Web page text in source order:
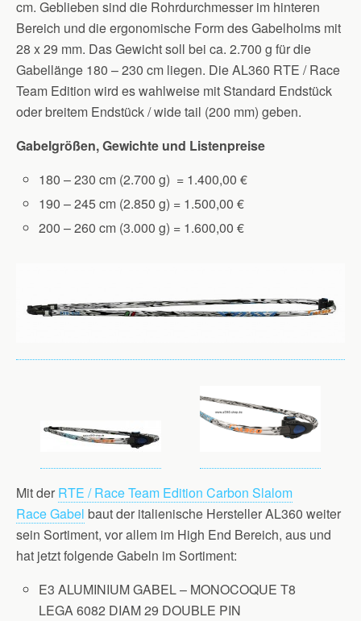
cm. Geblieben sind die Rohrdurchmesser im hinteren
Bereich und die ergonomische Form des Gabelholms mit
28 x 29 mm. Das Gewicht soll bei ca. 2.700 g für die
Gabellänge 180 – 230 cm liegen. Die AL360 RTE / Race
Team Edition wird es wahlweise mit Standard Endstück
oder breitem Endstück / wide tail (200 mm) geben.
Gabelgrößen, Gewichte und Listenpreise
180 – 230 cm (2.700 g) = 1.400,00 €
190 – 245 cm (2.850 g) = 1.500,00 €
200 – 260 cm (3.000 g) = 1.600,00 €
Mit der RTE / Race Team Edition Carbon Slalom
Race Gabel baut der italienische Hersteller AL360 weiter
sein Sortiment, vor allem im High End Bereich, aus und
hat jetzt folgende Gabeln im Sortiment:
E3 ALUMINIUM GABEL – MONOCOQUE T8
LEGA 6082 DIAM 29 DOUBLE PIN